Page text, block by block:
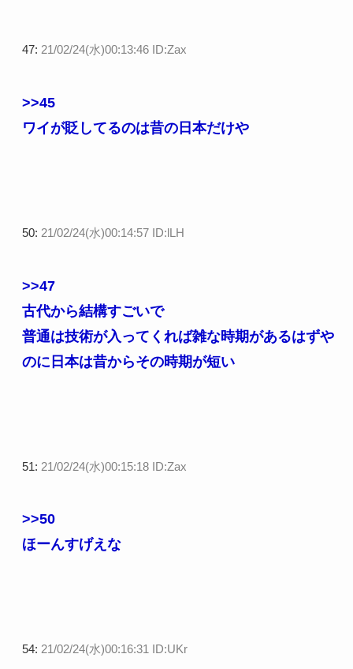
47: 21/02/24(水)00:13:46 ID:Zax
>>45
ワイが貶してるのは昔の日本だけや
50: 21/02/24(水)00:14:57 ID:lLH
>>47
古代から結構すごいで
普通は技術が入ってくれば雑な時期があるはずや
のに日本は昔からその時期が短い
51: 21/02/24(水)00:15:18 ID:Zax
>>50
ほーんすげえな
54: 21/02/24(水)00:16:31 ID:UKr